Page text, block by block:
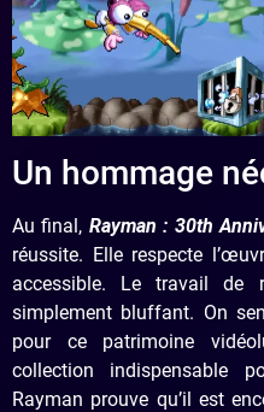
Un hommage
Au final, Rayman : 30th
réussite. Elle respecte
accessible. Le travail de
simplement bluffant. On
pour ce patrimoine
collection indispensable
Rayman prouve qu’il est